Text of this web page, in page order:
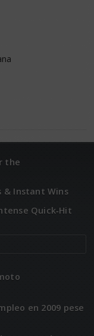
the
& Instant Wins
Quick‑Hit
en 2009 pese